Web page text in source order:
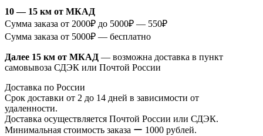
10 — 15 км от МКАД
Сумма заказа от 2000₽ до 5000₽ — 550₽
Сумма заказа от 5000₽ — бесплатно
Далее 15 км от МКАД — возможна доставка в пункт
самовывоза СДЭК или Почтой России
Доставка по России
Срок доставки от 2 до 14 дней в зависимости от
удаленности.
Доставка осуществляется Почтой России или СДЭК.
Минимальная стоимость заказа ー 1000 рублей.